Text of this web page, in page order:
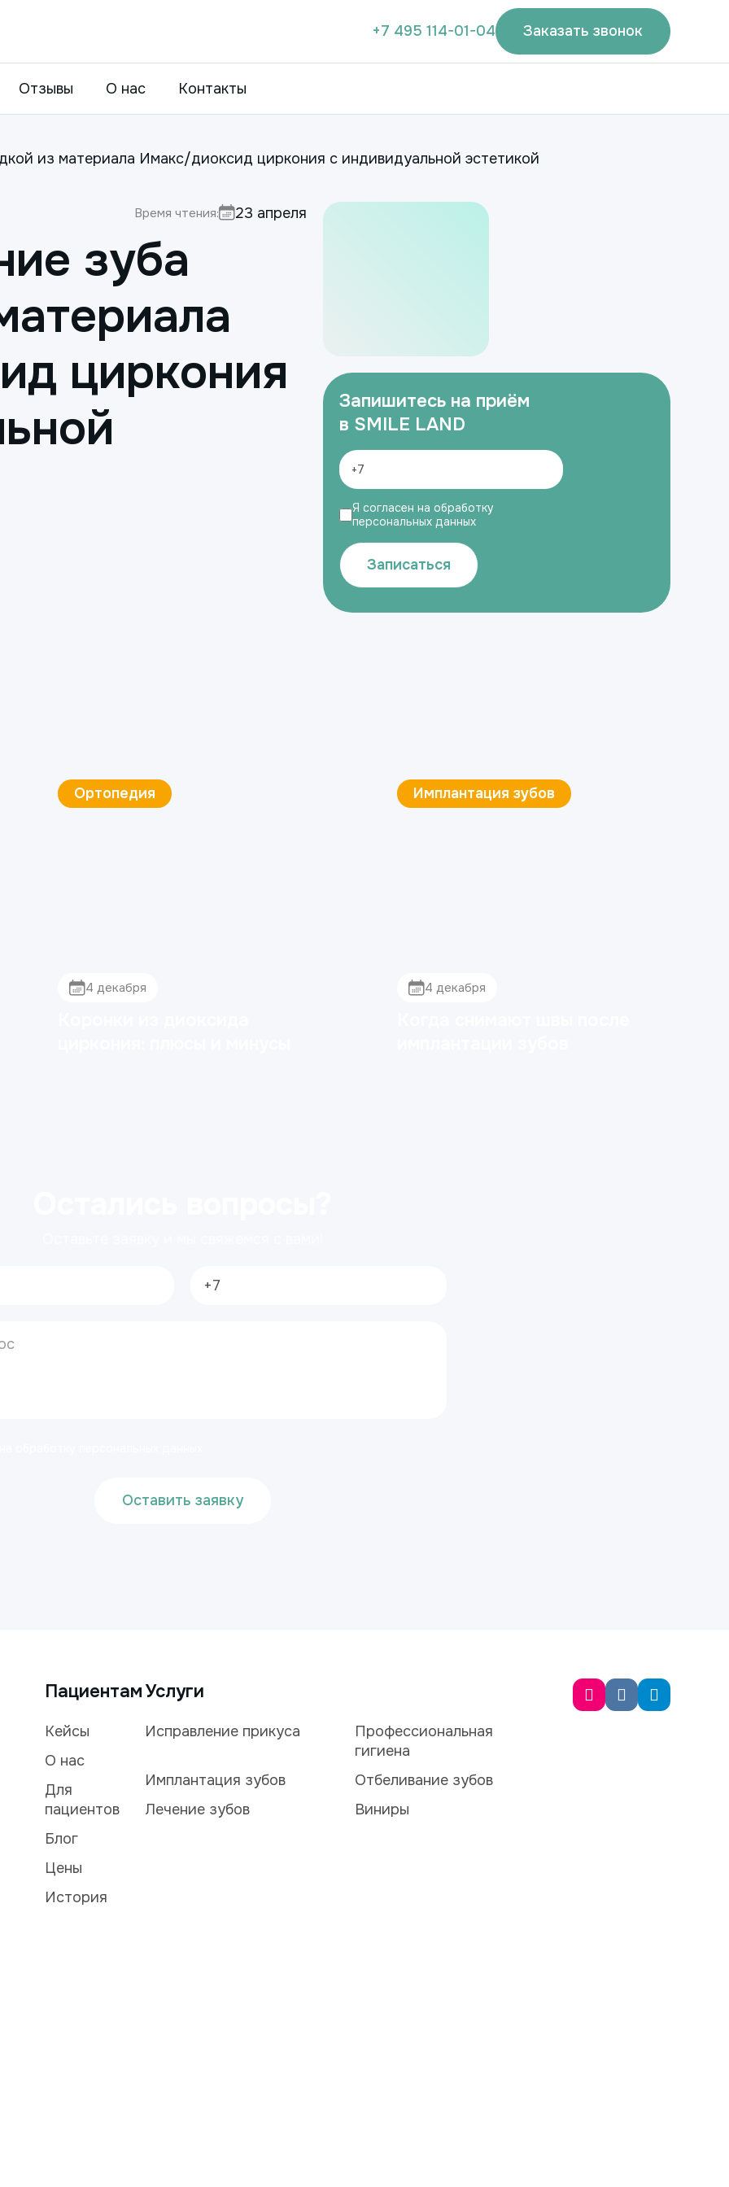
+7 495 114-01-04 Заказать звонок
Отзывы О нас Контакты
из материала Имакс/диоксид циркония с индивидуальной эстетикой
Время чтения: 23 апреля
зуба
циркония
Запишитесь на приём
в SMILE LAND
Я согласен на обработку
персональных данных
Записаться
Имплантация зубов
4 декабря
Эстетическая стоматология
4 декабря
Оставить заявку
Пациентам
Кейсы
О нас
Для
пациентов
Блог
Цены
История
Услуги
Исправление прикуса
Профессиональная
гигиена
Имплантация зубов
Отбеливание зубов
Лечение зубов
Виниры